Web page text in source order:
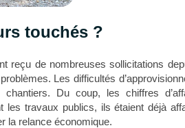
touchés ?
reçu de nombreuses sollicitations
Les difficultés
Du coup, les chiffres
les travaux publics, ils étaient déjà
la relance économique.